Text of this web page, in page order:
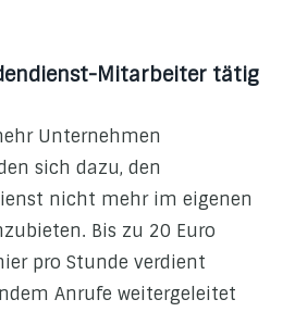
Mitarbeiter tätig
Unternehmen
sich dazu, den
nicht mehr im eigenen
Bis zu 20 Euro
pro Stunde verdient
Anrufe weitergeleitet